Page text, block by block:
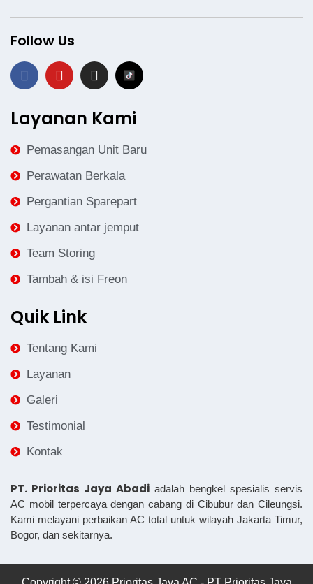
Follow Us
Layanan Kami
Pemasangan Unit Baru
Perawatan Berkala
Pergantian Sparepart
Layanan antar jemput
Team Storing
Tambah & isi Freon
Quik Link
Tentang Kami
Layanan
Galeri
Testimonial
Kontak
PT. Prioritas Jaya Abadi adalah bengkel spesialis servis
AC mobil terpercaya dengan cabang di Cibubur dan Cileungsi.
Kami melayani perbaikan AC total untuk wilayah Jakarta Timur,
Bogor, dan sekitarnya.